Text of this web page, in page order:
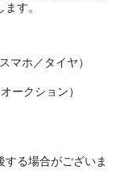
す。
マホ／タイヤ）
ークション）
る場合がございま